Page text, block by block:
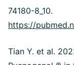
74180-8_10.
https://
Tian Y. et al.